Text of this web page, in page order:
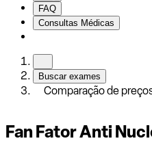
FAQ
Consultas Médicas
Buscar exames
Comparação de
Fan Fator Anti